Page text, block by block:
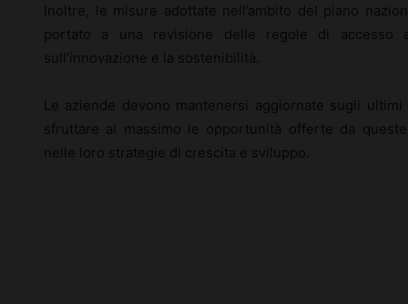
Inoltre, le misure adottate nell’ambito del piano
portato a una revisione delle regole di accesso
sull’innovazione e la sostenibilità.
Le aziende devono mantenersi aggiornate sugli
sfruttare al massimo le opportunità offerte da
nelle loro strategie di crescita e sviluppo.